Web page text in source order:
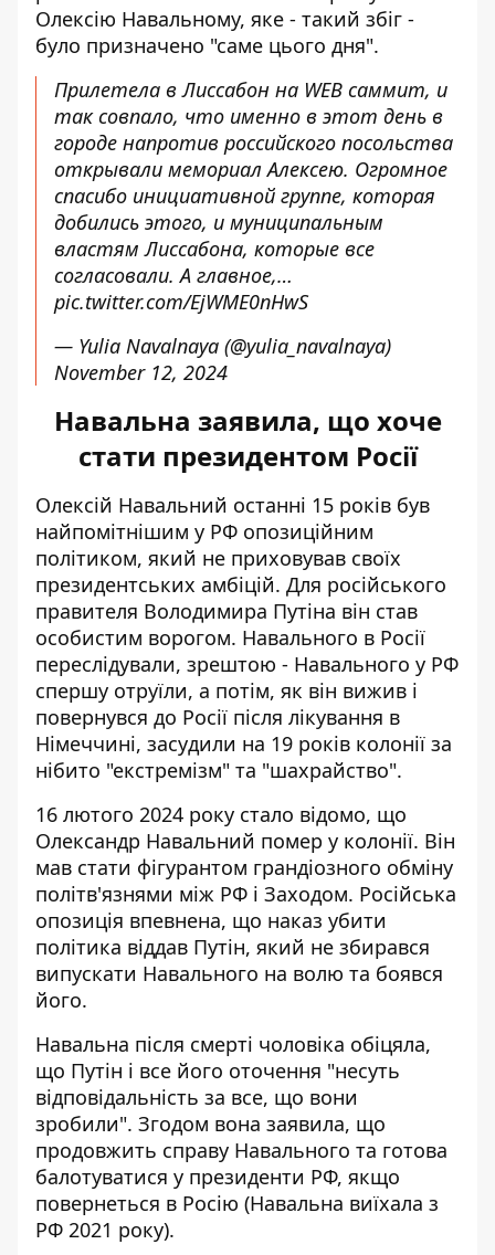
Олексію Навальному, яке - такий збіг -
було призначено "саме цього дня".
Прилетела в Лиссабон на WEB саммит, и
так совпало, что именно в этот день в
городе напротив российского посольства
открывали мемориал Алексею. Огромное
спасибо инициативной группе, которая
добились этого, и муниципальным
властям Лиссабона, которые все
согласовали. А главное,…
pic.twitter.com/EjWME0nHwS
— Yulia Navalnaya (@yulia_navalnaya)
November 12, 2024
Навальна заявила, що хоче
стати президентом Росії
Олексій Навальний останні 15 років був
найпомітнішим у РФ опозиційним
політиком, який не приховував своїх
президентських амбіцій. Для російського
правителя Володимира Путіна він став
особистим ворогом. Навального в Росії
переслідували, зрештою - Навального у РФ
спершу отруїли, а потім, як він вижив і
повернувся до Росії після лікування в
Німеччині, засудили на 19 років колонії за
нібито "екстремізм" та "шахрайство".
16 лютого 2024 року стало відомо, що
Олександр Навальний помер у колонії. Він
мав стати фігурантом грандіозного обміну
політв'язнями між РФ і Заходом. Російська
опозиція впевнена, що наказ убити
політика віддав Путін, який не збирався
випускати Навального на волю та боявся
його.
Навальна після смерті чоловіка обіцяла,
що Путін і все його оточення "несуть
відповідальність за все, що вони
зробили". Згодом вона заявила, що
продовжить справу Навального та готова
балотуватися у президенти РФ, якщо
повернеться в Росію (Навальна виїхала з
РФ 2021 року).